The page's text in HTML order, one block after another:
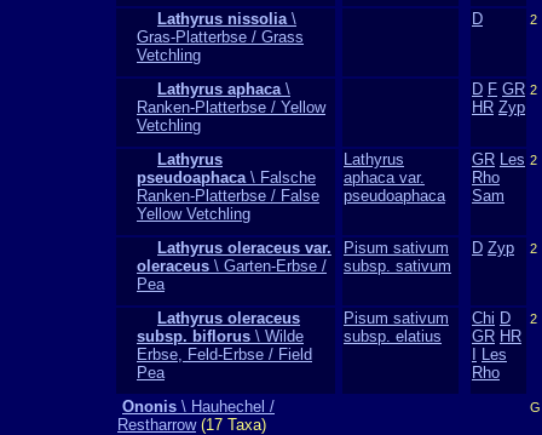
Lathyrus nissolia\
Gras-Platterbse / Grass
Vetchling
D 2
Lathyrus aphaca\
Ranken-Platterbse / Yellow
Vetchling
D F GR
HR Zyp
2
Lathyrus
pseudoaphaca\ Falsche
Ranken-Platterbse / False
Yellow Vetchling
Lathyrus
aphaca var.
pseudoaphaca
GR Les
Rho
Sam
2
Lathyrus oleraceus var.
oleraceus \ Garten-Erbse /
Pea
Pisum sativum
subsp. sativum
D Zyp 2
Lathyrus oleraceus
subsp. biflorus \ Wilde
Erbse, Feld-Erbse / Field
Pea
Pisum sativum
subsp. elatius
Chi D
GR HR
Les
Rho
2
Ononis \ Hauhechel /
Restharrow(17 Taxa)
G